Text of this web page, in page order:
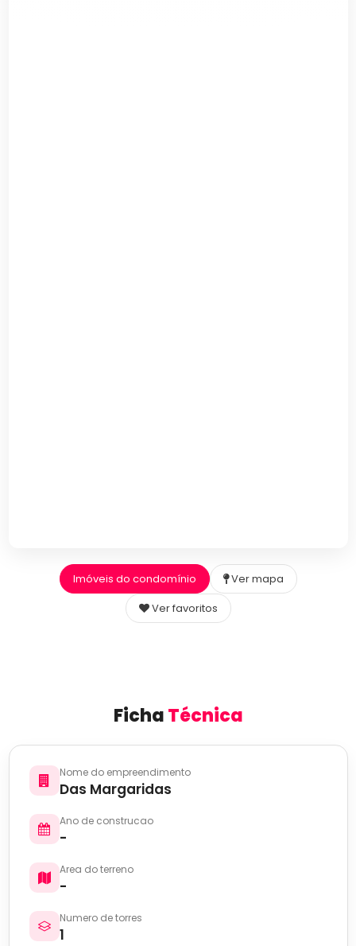
Imóveis do condomínio
Ver mapa
Ver favoritos
FichaTécnica
Nome do empreendimento
Das Margaridas
Ano de construcao
-
Area do terreno
-
Numero de torres
1